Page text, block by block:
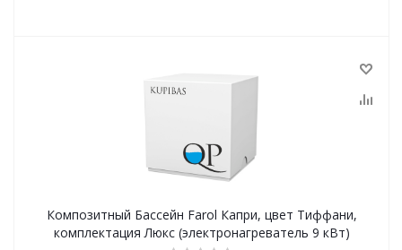
Композитный Бассейн Farol Капри, цвет Тиффани,
комплектация Люкс (электронагреватель 9 кВт)